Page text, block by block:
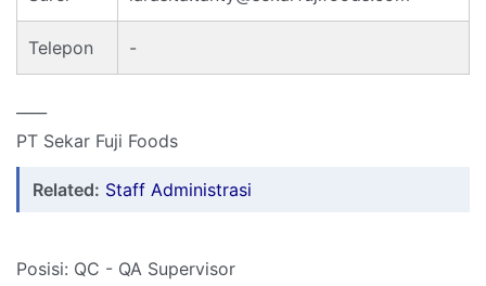
Telepon -
PT Sekar Fuji Foods
Related: Staff Administrasi
Posisi: QC - QA Supervisor